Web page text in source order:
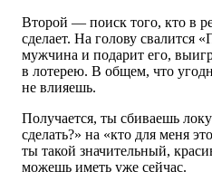
Второй — поиск того, кто в
сделает. На голову свалится
мужчина и подарит его,
в лотерею. В общем, что
не влияешь.
Получается, ты сбиваешь
сделать?» на «кто для меня
ты такой значительный,
можешь иметь уже сейчас.